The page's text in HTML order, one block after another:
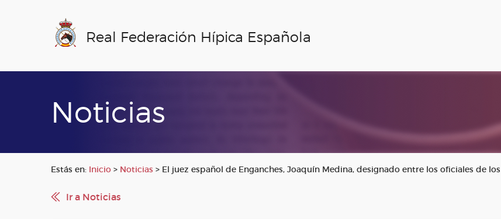
Real Federación Hípica Española
Noticias
Estás en: Inicio > Noticias > El juez español de Enganches, Joaquín Medina, designado entre los oficiales de
Ir a Noticias